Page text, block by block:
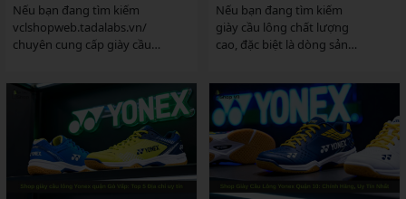
Nếu bạn đang tìm kiếm
vclshopweb.tadalabs.vn/
chuyên cung cấp giày cầu
Cầu Lông...
Nếu bạn đang tìm kiếm
giày cầu lông chất lượng
cao, đặc biệt là dòng sản
shop...